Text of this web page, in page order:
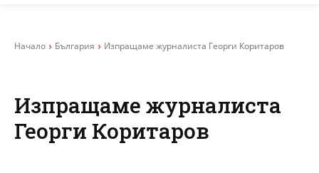
Начало България Изпращаме журналиста Георги Коритаров
Изпращаме журналиста
Георги Коритаров